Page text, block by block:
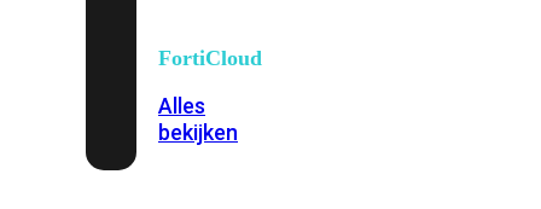
FortiCloud
Alles
bekijken